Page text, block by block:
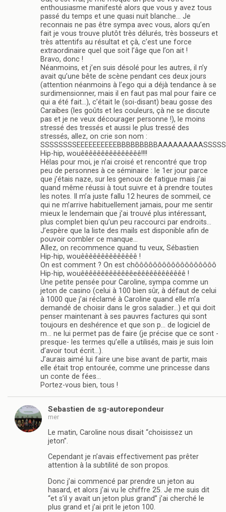
enthousiasme manifesté alors que vous y avez tous
passé du temps et une quasi nuit blanche… Je
reconnais ne pas être sympa avec vous, alors qu’en
fait je vous trouve plutôt très délurés, très bosseurs et
très attentifs au résultat et çà, c’est une force
extraordinaire quel que soit l’âge que l’on ait !
Bravo, donc !
Néanmoins, et j’en suis désolé pour les autres, il n’y
avait qu’une bête de scène pendant ces deux jours
(attention néanmoins à l’ego qui a déjà tendance à se
surdimensionner, mais il en faut pas mal pour faire ce
qui a été fait…), c’était le (soi-disant) beau gosse des
Caraibes (les goûts et les couleurs, çà ne se discute
pas et je ne veux décourager personne !), le moins
stressé des tressés et aussi le plus tressé des
stressés, allez, on crie son nom :
Hip-hip, wouêêêêêêêêêêêêêêê!!!!
Hélas pour moi, je n’ai croisé et rencontré que trop
peu de personnes à ce séminaire : le 1er jour parce
que j’étais naze, sur les genoux de fatigue mais j’ai
quand même réussi à tout suivre et à prendre toutes
les notes. Il m’a juste fallu 12 heures de sommeil, ce
qui ne m’arrive habituellement jamais, pour me sentir
mieux le lendemain que j’ai trouvé plus intéressant,
plus complet bien qu’un peu raccourci par endroits…
J’espère que la liste des mails est disponible afin de
pouvoir combler ce manque…
Allez, on recommence quand tu veux, Sébastien
Hip-hip, wouêêêêêêêêêêêêêê !
On est comment ? On est chôôôôôôôôôôôôôôôôôô
Hip-hip, wouêêêêêêêêêêêêêeêêêêêêêêêêêê !
Une petite pensée pour Caroline, sympa comme un
jeton de casino (celui à 100 bien sûr, à défaut de celui
à 1000 que j’ai réclamé à Caroline quand elle m’a
demandé de choisir dans le gros saladier…) et qui doit
penser maintenant à ses pauvres factures qui sont
toujours en deshérence et que son p… de logiciel de
m… ne lui permet pas de faire (je précise que ce sont -
presque- les termes qu’elle a utilisés, mais je suis loin
d’avoir tout écrit…).
J’aurais aimé lui faire une bise avant de partir, mais
elle était trop entourée, comme une princesse dans
un conte de fées…
Portez-vous bien, tous !
Sebastien de sg-autorepondeur
mer
Le matin, Caroline nous disait “choisissez un
jeton”.
Cependant je n’avais effectivement pas prêter
attention à la subtilité de son propos.
Donc j’ai commencé par prendre un jeton au
hasard, et alors j’ai vu le chiffre 25. Je me suis dit
“et s’il y avait un jeton plus grand” j’ai cherché le
plus grand et j’ai prit le jeton 100.